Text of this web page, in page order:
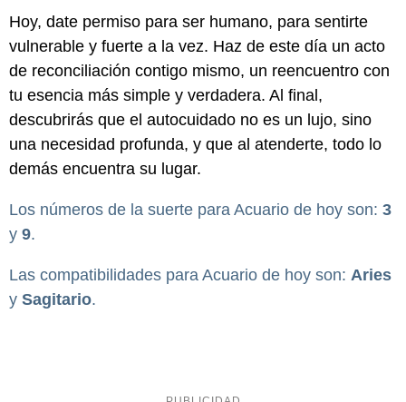
Hoy, date permiso para ser humano, para sentirte
vulnerable y fuerte a la vez. Haz de este día un acto
de reconciliación contigo mismo, un reencuentro con
tu esencia más simple y verdadera. Al final,
descubrirás que el autocuidado no es un lujo, sino
una necesidad profunda, y que al atenderte, todo lo
demás encuentra su lugar.
Los números de la suerte para Acuario de hoy son: 3
y 9.
Las compatibilidades para Acuario de hoy son: Aries
y Sagitario.